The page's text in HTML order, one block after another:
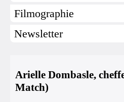
Filmographie
Newsletter
Arielle Dombasle,
Match)